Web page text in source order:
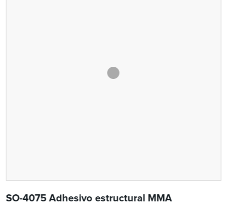
SO-4075 Adhesivo estructural MMA